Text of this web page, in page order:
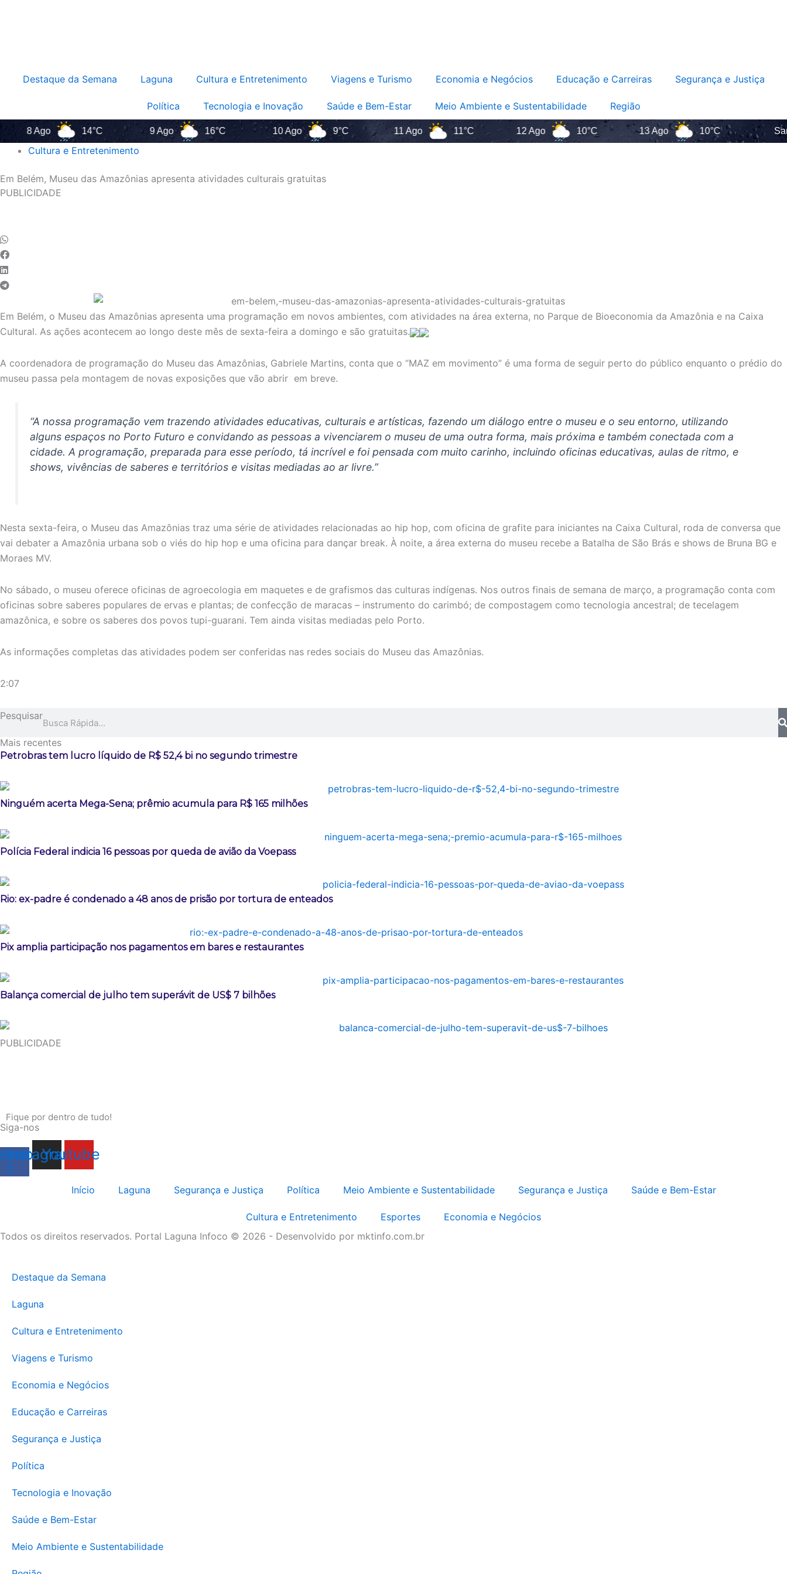
Destaque da Semana Laguna Cultura e Entretenimento Viagens e Turismo Economia e Negócios Educação e Carreiras Segurança e Justiça
Política Tecnologia e Inovação Saúde e Bem-Estar Meio Ambiente e Sustentabilidade Região
8 Ago 14°C 9 Ago 16°C 10 Ago 9°C 11 Ago 11°C 12 Ago 10°C 13 Ago 10°C Santa
Cultura e Entretenimento
Em Belém, Museu das Amazônias apresenta atividades culturais gratuitas
PUBLICIDADE
Em Belém, o Museu das Amazônias apresenta uma programação em novos ambientes, com atividades na área externa, no Parque de Bioeconomia da Amazônia e na Caixa
Cultural. As ações acontecem ao longo deste mês de sexta-feira a domingo e são gratuitas.
A coordenadora de programação do Museu das Amazônias, Gabriele Martins, conta que o “MAZ em movimento” é uma forma de seguir perto do público enquanto o prédio do
museu passa pela montagem de novas exposições que vão abrir em breve.
“A nossa programação vem trazendo atividades educativas, culturais e artísticas, fazendo um diálogo entre o museu e o seu entorno, utilizando
alguns espaços no Porto Futuro e convidando as pessoas a vivenciarem o museu de uma outra forma, mais próxima e também conectada com a
cidade. A programação, preparada para esse período, tá incrível e foi pensada com muito carinho, incluindo oficinas educativas, aulas de ritmo, e
shows, vivências de saberes e territórios e visitas mediadas ao ar livre.”
Nesta sexta-feira, o Museu das Amazônias traz uma série de atividades relacionadas ao hip hop, com oficina de grafite para iniciantes na Caixa Cultural, roda de conversa que
vai debater a Amazônia urbana sob o viés do hip hop e uma oficina para dançar break. À noite, a área externa do museu recebe a Batalha de São Brás e shows de Bruna BG e
Moraes MV.
No sábado, o museu oferece oficinas de agroecologia em maquetes e de grafismos das culturas indígenas. Nos outros finais de semana de março, a programação conta com
oficinas sobre saberes populares de ervas e plantas; de confecção de maracas – instrumento do carimbó; de compostagem como tecnologia ancestral; de tecelagem
amazônica, e sobre os saberes dos povos tupi-guarani. Tem ainda visitas mediadas pelo Porto.
As informações completas das atividades podem ser conferidas nas redes sociais do Museu das Amazônias.
2:07
Pesquisar
Mais recentes
Petrobras tem lucro líquido de R$ 52,4 bi no segundo trimestre
Ninguém acerta Mega-Sena; prêmio acumula para R$ 165 milhões
Polícia Federal indicia 16 pessoas por queda de avião da Voepass
Rio: ex-padre é condenado a 48 anos de prisão por tortura de enteados
Pix amplia participação nos pagamentos em bares e restaurantes
Balança comercial de julho tem superávit de US$ 7 bilhões
PUBLICIDADE
Fique por dentro de tudo!
Siga-nos
f
Instagram
Youtube
Início Laguna Segurança e Justiça Política Meio Ambiente e Sustentabilidade Segurança e Justiça Saúde e Bem-Estar
Cultura e Entretenimento Esportes
Economia e Negócios
Todos os direitos reservados. Portal Laguna Infoco © 2026 - Desenvolvido por mktinfo.com.br
Destaque da Semana
Laguna
Cultura e Entretenimento
Viagens e Turismo
Economia e Negócios
Educação e Carreiras
Segurança e Justiça
Política
Tecnologia e Inovação
Saúde e Bem-Estar
Meio Ambiente e Sustentabilidade